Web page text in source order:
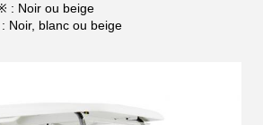
: Noir ou beige
Noir, blanc ou beige